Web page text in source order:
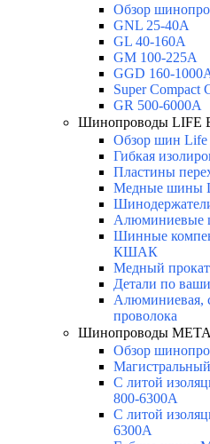
Обзор
GNL 25-40A
GL 40-160A
GM 100-225A
GGD 160-
Super Compact
GR 500-6000A
Шинопроводы LIFE
Обзор шин Life
Гибкая
Пластины
Медные
Шинные
КШАК
Медный прокат
Детали по
Алюминиевая,
проволока
Шинопроводы
Обзор
С литой
800-6300A
С литой
6300A